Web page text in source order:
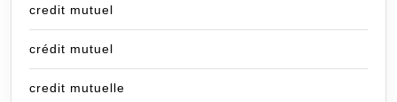
credit mutuel
crédit mutuel
credit mutuelle